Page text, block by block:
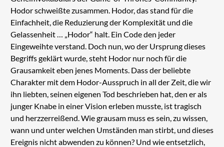
Hodor schweißte zusammen. Hodor, das stand für die
Einfachheit, die Reduzierung der Komplexität und die
Gelassenheit … „Hodor“ halt. Ein Code den jeder
Eingeweihte verstand. Doch nun, wo der Ursprung dieses
Begriffs geklärt wurde, steht Hodor nur noch für die
Grausamkeit eben jenes Moments. Dass der beliebte
Charakter mit dem Hodor-Ausspruch in all der Zeit, die wir
ihn liebten, seinen eigenen Tod beschrieben hat, den er als
junger Knabe in einer Vision erleben musste, ist tragisch
und herzzerreißend. Wie grausam muss es sein, zu wissen,
wann und unter welchen Umständen man stirbt, und dieses
Ereignis nicht abwenden zu können? Und wie entsetzlich,